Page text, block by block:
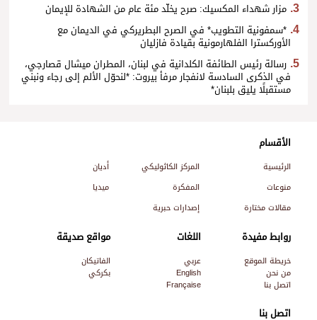
مزار شهداء المكسيك: صرح يخلّد مئة عام من الشهادة للإيمان
*سمفونية التطويب* في الصرح البطريركي في الديمان مع
الأوركسترا الفلهارمونية بقيادة فازليان
رسالة رئيس الطائفة الكلدانية في لبنان، المطران ميشال قصارجي،
في الذكرى السادسة لانفجار مرفأ بيروت: *لنحوّل الألم إلى رجاء ونبني
مستقبلًا يليق بلبنان*
اتصل بنا
الأقسام
الرئيسية المركز الكاثوليكي
أديان
منوعات
المفكرة
ميديا
مقالات مختارة
إصدارات حبرية
روابط مفيدة
خريطة الموقع
من نحن
اتصل بنا
اللغات
عربي
English
Française
مواقع صديقة
الفاتيكان
بكركي